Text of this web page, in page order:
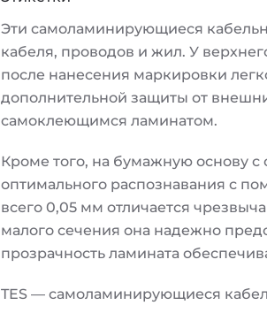
Эти самоламинирующиеся
кабеля, проводов и жил. У
после нанесения маркировки
дополнительной защиты от
самоклеющимся ламинатом.
Кроме того, на бумажную основу
оптимального распознавания с
всего 0,05 мм отличается
малого сечения она надежно
прозрачность ламината
TES — самоламинирующиеся